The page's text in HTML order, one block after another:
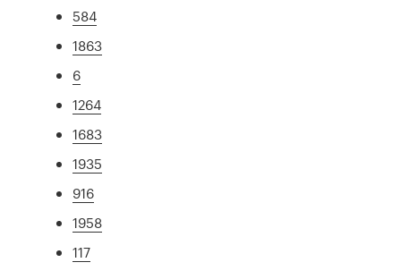
584
1863
6
1264
1683
1935
916
1958
117